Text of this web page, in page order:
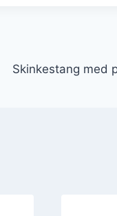
Skinkestang med